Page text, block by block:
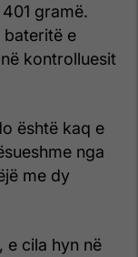
gramë.
bateritë e
kontrolluesit
është kaq e
nga
me dy
e cila hyn në